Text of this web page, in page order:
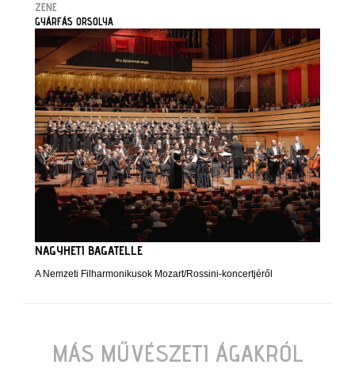
ZENE
GYÁRFÁS ORSOLYA
NAGYHETI BAGATELLE
A Nemzeti Filharmonikusok Mozart/Rossini-koncertjéről
MÁS MŰVÉSZETI ÁGAKRÓL